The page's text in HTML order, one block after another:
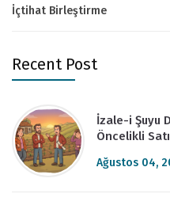
İçtihat Birleştirme
Recent Post
İzale-i Şuyu
Öncelikli
Ağustos 04,